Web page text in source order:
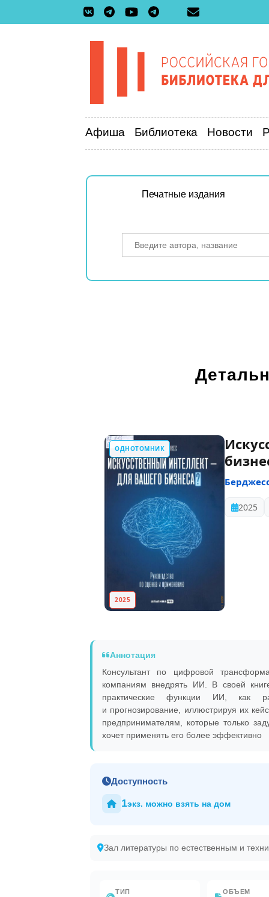
Афиша Библиотека Новости
Печатные издания
ОДНОТОМНИК
2025
2025
Аннотация
Консультант по цифровой
компаниям внедрять ИИ. В своей
практические функции ИИ, как
и прогнозирование, иллюстрируя их
предпринимателям, которые только
хочет применять его более эффективно
Доступность
1экз. можно взять на дом
Зал литературы по естественным и
ТИП ОБЪЕМ